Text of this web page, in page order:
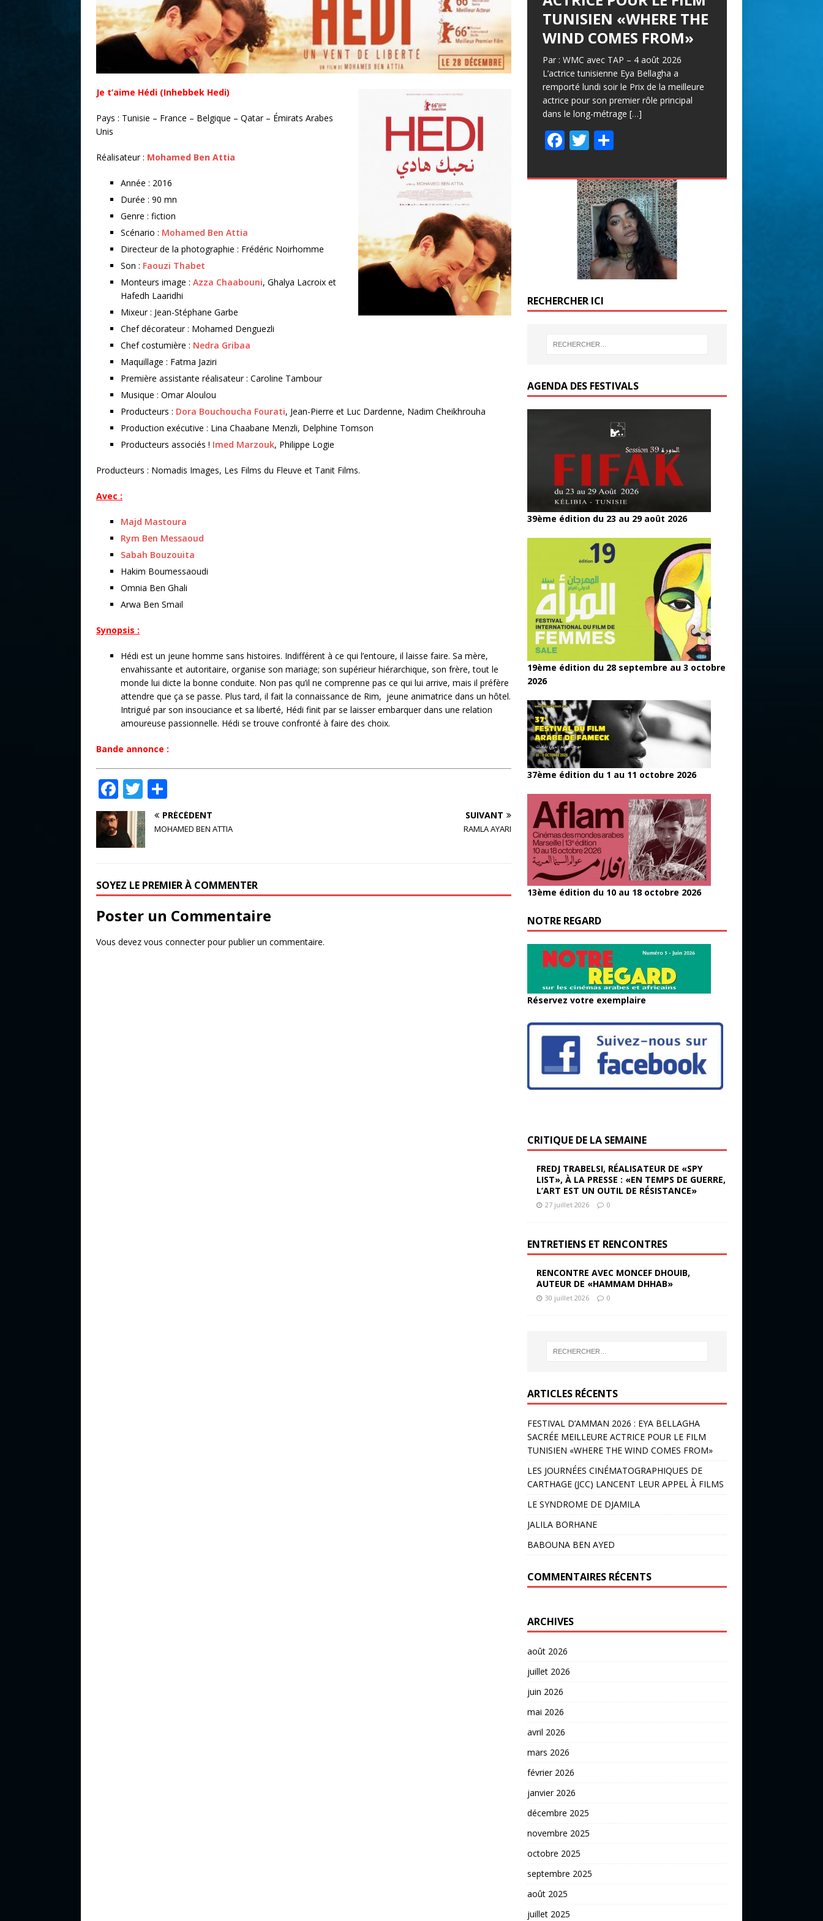
Je t’aime Hédi (Inhebbek Hedi)
Pays : Tunisie – France – Belgique – Qatar – Émirats Arabes
Unis
Réalisateur : Mohamed Ben Attia
Année : 2016
Durée : 90 mn
Genre : fiction
Scénario : Mohamed Ben Attia
Directeur de la photographie : Frédéric Noirhomme
Son : Faouzi Thabet
Monteurs image : Azza Chaabouni, Ghalya Lacroix et
Hafedh Laaridhi
Mixeur : Jean-Stéphane Garbe
Chef décorateur : Mohamed Denguezli
Chef costumière : Nedra Gribaa
Maquillage : Fatma Jaziri
Première assistante réalisateur : Caroline Tambour
Musique : Omar Aloulou
Producteurs : Dora Bouchoucha Fourati, Jean-Pierre et Luc Dardenne, Nadim Cheikhrouha
Production exécutive : Lina Chaabane Menzli, Delphine Tomson
Producteurs associés ! Imed Marzouk, Philippe Logie
Producteurs : Nomadis Images, Les Films du Fleuve et Tanit Films.
Avec :
Majd Mastoura
Rym Ben Messaoud
Sabah Bouzouita
Hakim Boumessaoudi
Omnia Ben Ghali
Arwa Ben Smail
Synopsis :
Hédi est un jeune homme sans histoires. Indifférent à ce qui l’entoure, il laisse faire. Sa mère,
envahissante et autoritaire, organise son mariage; son supérieur hiérarchique, son frère, tout le
monde lui dicte la bonne conduite. Non pas qu’il ne comprenne pas ce qui lui arrive, mais il préfère
attendre que ça se passe. Plus tard, il fait la connaissance de Rim, jeune animatrice dans un hôtel.
Intrigué par son insouciance et sa liberté, Hédi finit par se laisser embarquer dans une relation
amoureuse passionnelle. Hédi se trouve confronté à faire des choix.
Bande annonce :
F
a
c
e
o
o
k
T
w
it
te
ar
ta
r
PRÉCÉDENT
MOHAMED BEN ATTIA
SUIVANT
RAMLA AYARI
SOYEZ LE PREMIER À COMMENTER
Poster un Commentaire
Vous devez vous connecterpour publier un commentaire.
TUNISIEN «WHERE THE
WIND COMES FROM»
Par : WMC avec TAP – 4 août 2026
L’actrice tunisienne Eya Bellagha a
remporté lundi soir le Prix de la meilleure
actrice pour son premier rôle principal
dans le long-métrage […]
F
e
T
itt
er
P
ta
g
er
RECHERCHER ICI
AGENDA DES FESTIVALS
39ème édition du 23 au 29 août 2026
19ème édition du 28 septembre au 3 octobre
2026
37ème édition du 1 au 11 octobre 2026
13ème édition du 10 au 18 octobre 2026
NOTRE REGARD
Réservez votre exemplaire
CRITIQUE DE LA SEMAINE
FREDJ TRABELSI, RÉALISATEUR DE «SPY
LIST», À LA PRESSE : «EN TEMPS DE GUERRE,
L’ART EST UN OUTIL DE RÉSISTANCE»
27 juillet 2026 0
ENTRETIENS ET RENCONTRES
RENCONTRE AVEC MONCEF DHOUIB,
AUTEUR DE «HAMMAM DHHAB»
30 juillet 2026 0
ARTICLES RÉCENTS
FESTIVAL D’AMMAN 2026 : EYA BELLAGHA
SACRÉE MEILLEURE ACTRICE POUR LE FILM
TUNISIEN «WHERE THE WIND COMES FROM»
LES JOURNÉES CINÉMATOGRAPHIQUES DE
CARTHAGE (JCC) LANCENT LEUR APPEL À FILMS
LE SYNDROME DE DJAMILA
JALILA BORHANE
BABOUNA BEN AYED
COMMENTAIRES RÉCENTS
ARCHIVES
août 2026
juillet 2026
juin 2026
mai 2026
avril 2026
mars 2026
février 2026
janvier 2026
décembre 2025
novembre 2025
octobre 2025
septembre 2025
août 2025
juillet 2025